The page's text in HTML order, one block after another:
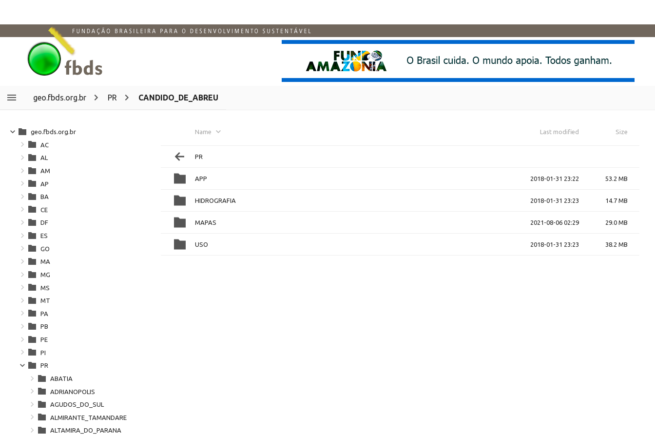
geo.fbds.org.br PR CANDIDO_DE_ABREU
Name Last modified Size
PR
APP 2018-01-31 23:22 53.2 MB
HIDROGRAFIA 2018-01-31 23:23 14.7 MB
MAPAS 2021-08-06 02:29 29.0 MB
USO 2018-01-31 23:23 38.2 MB
geo.fbds.org.br
AC
AL
AM
AP
BA
CE
DF
ES
GO
MA
MG
MS
MT
PA
PB
PE
PI
PR
ABATIA
ADRIANOPOLIS
AGUDOS_DO_SUL
ALMIRANTE_TAMANDARE
ALTAMIRA_DO_PARANA